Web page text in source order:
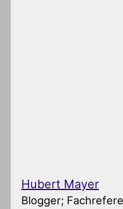
Hubert Mayer
Blogger;